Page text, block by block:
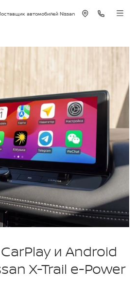
автомобилей Nissan
и Android
X-Trail e-Power